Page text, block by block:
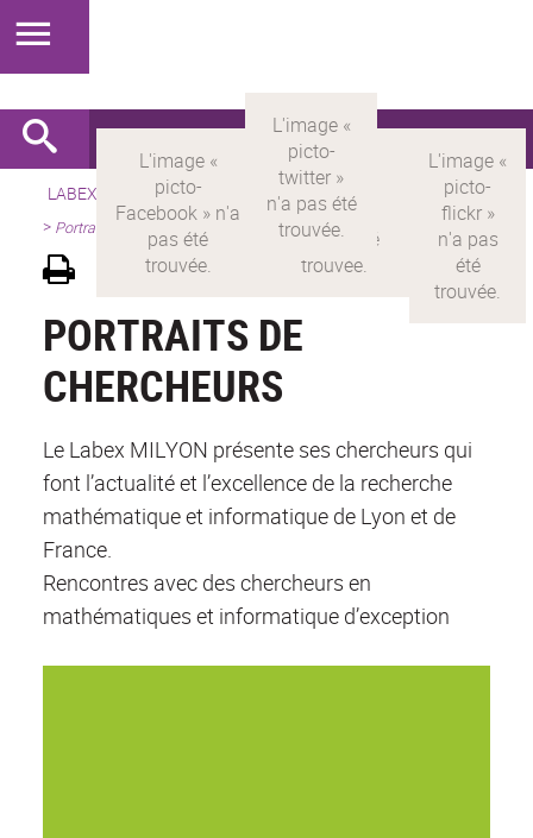
LABEX > LABEX MILYON Version française
Présentation
> Portraits de chercheurs
PORTRAITS DE
CHERCHEURS
Le Labex MILYON présente ses chercheurs qui
font l’actualité et l’excellence de la recherche
mathématique et informatique de Lyon et de
France.
Rencontres avec des chercheurs en
mathématiques et informatique d’exception